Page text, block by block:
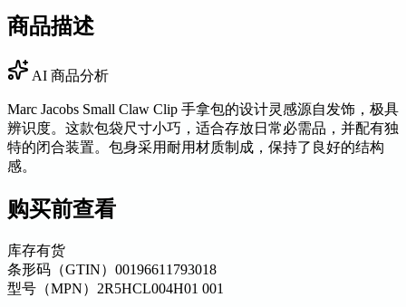
商品描述
AI 商品分析
Marc Jacobs Small Claw Clip 手拿包的设计灵感源自发饰，极具
辨识度。这款包袋尺寸小巧，适合存放日常必需品，并配有独
特的闭合装置。包身采用耐用材质制成，保持了良好的结构
感。
购买前查看
库存有货
条形码（GTIN） 00196611793018
型号（MPN） 2R5HCL004H01 001